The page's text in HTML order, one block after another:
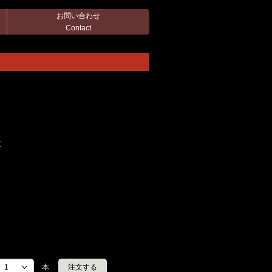
お問い合わせ
Contact
本